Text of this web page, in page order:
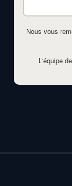
Nous vous
L'équipe